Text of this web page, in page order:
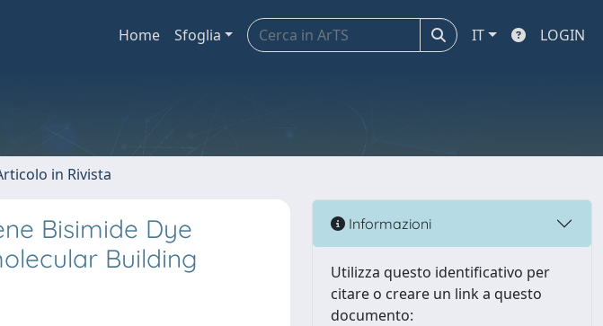
Home Sfoglia IT LOGIN
in Rivista
Bisimide Dye
Building
Informazioni
Utilizza questo identificativo per
citare o creare un link a questo
documento: